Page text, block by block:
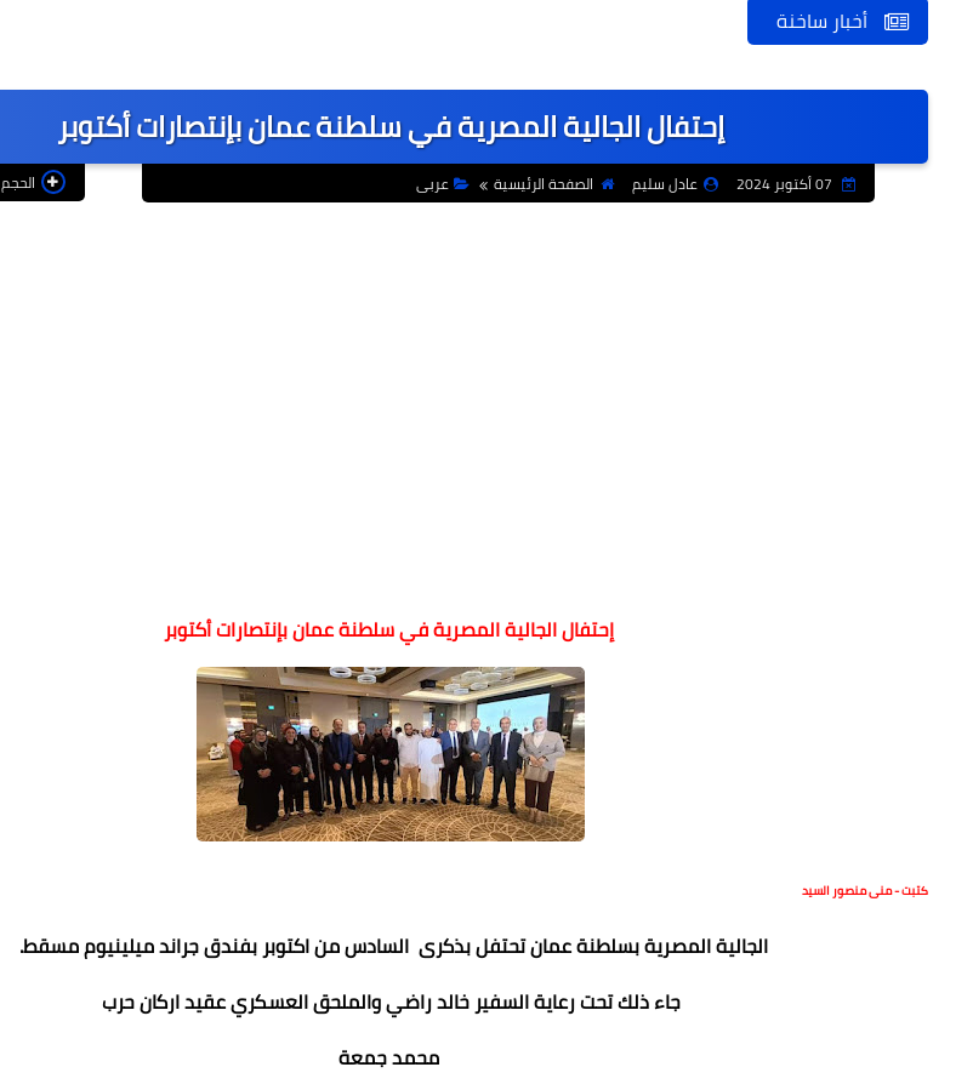
أخبار ساخنة
إحتفال الجالية المصرية في سلطنة عمان بإنتصارات أكتوبر
عادل سليم الصفحة الرئيسية عربى الحجم
إحتفال الجالية المصرية في سلطنة عمان بإنتصارات أكتوبر
كتبت - منى منصور السيد
الجالية المصرية بسلطنة عمان تحتفل بذكرى السادس من اكتوبر بفندق جراند ميلينيوم مسقط.
جاء ذلك تحت رعاية السفير خالد راضي والملحق العسكري عقيد اركان حرب
محمد جمعة